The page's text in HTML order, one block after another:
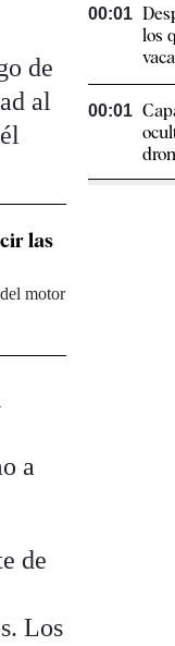
de
al
las
motor
a
de
Los
00:01
los
00:01